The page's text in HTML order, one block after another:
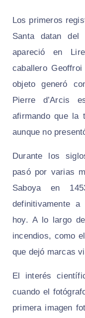
Los primeros
Santa datan
apareció en
caballero
objeto generó
Pierre d’Arcis
afirmando que la
aunque no
Durante los
pasó por varias
Saboya en
definitivamente
hoy. A lo largo
incendios, como
que dejó marcas
El interés
cuando el
primera imagen